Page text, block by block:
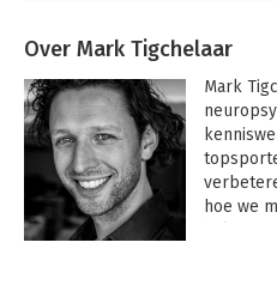
Over Mark Tigchelaar
Mark
hoe we